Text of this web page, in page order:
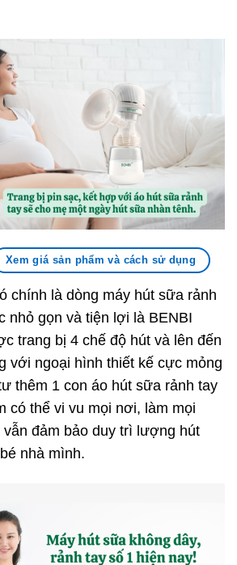
Xem giá sản phẩm và cách sử dụng
chính là dòng máy hút sữa rảnh
nhỏ gọn và tiện lợi là BENBI
trang bị 4 chế độ hút và lên đến
với ngoại hình thiết kế cực mỏng
thêm 1 con áo hút sữa rảnh tay
có thể vi vu mọi nơi, làm mọi
đảm bảo duy trì lượng hút
nhà mình.